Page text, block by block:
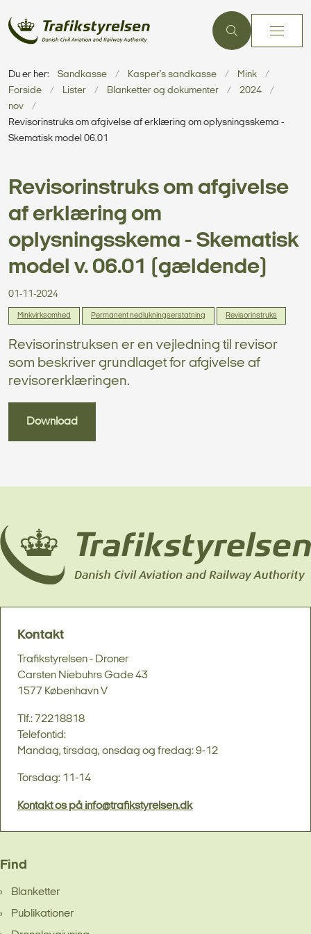
Du er her: Sandkasse Kasper's sandkasse
Mink
Forside
Lister Blanketter og dokumenter
2024
nov
Revisorinstruks om afgivelse af erklæring om oplysningsskema -
Skematisk model 06.01
Revisorinstruks om afgivelse
af erklæring om
oplysningsskema - Skematisk
model v. 06.01 (gældende)
01-11-2024
Minkvirksomhed Permanent nedlukningserstatning Revisorinstruks
Revisorinstruksen er en vejledning til revisor
som beskriver grundlaget for afgivelse af
revisorerklæringen.
Download
Kontakt
Trafikstyrelsen - Droner
Carsten Niebuhrs Gade 43
1577 København V
Tlf.: 72218818
Telefontid:
Mandag, tirsdag, onsdag og fredag: 9-12
Torsdag: 11-14
Kontakt os på info@trafikstyrelsen.dk
Find
Blanketter
Publikationer